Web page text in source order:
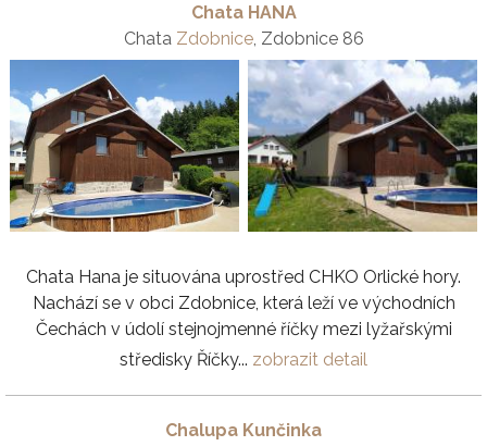
Chata HANA
Chata Zdobnice, Zdobnice 86
Chata Hana je situována uprostřed CHKO Orlické hory.
Nachází se v obci Zdobnice, která leží ve východních
Čechách v údolí stejnojmenné říčky mezi lyžařskými
středisky Říčky... zobrazit detail
Chalupa Kunčinka